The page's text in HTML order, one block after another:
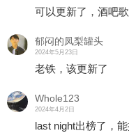
可以更新了，酒吧歌
郁闷的凤梨罐头
2024年5月23日
老铁，该更新了
Whole123
2024年4月2日
last night出榜了，